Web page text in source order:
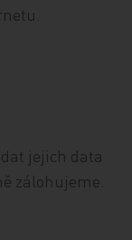
jejich data
zálohujeme.